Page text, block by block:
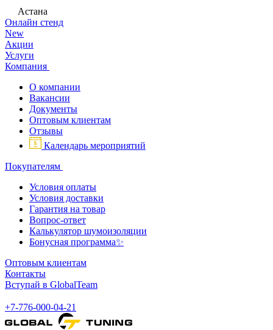
Астана
Онлайн стенд
New
Акции
Услуги
Компания
О компании
Вакансии
Документы
Оптовым клиентам
Отзывы
Календарь мероприятий
Покупателям
Условия оплаты
Условия доставки
Гарантия на товар
Вопрос-ответ
Калькулятор шумоизоляции
Бонусная программа✨
Оптовым клиентам
Контакты
Вступай в GlobalTeam
+7-776-000-04-21